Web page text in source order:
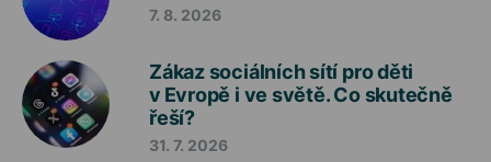
7. 8. 2026
Zákaz sociálních sítí pro děti
v Evropě i ve světě. Co skutečně
řeší?
31. 7. 2026